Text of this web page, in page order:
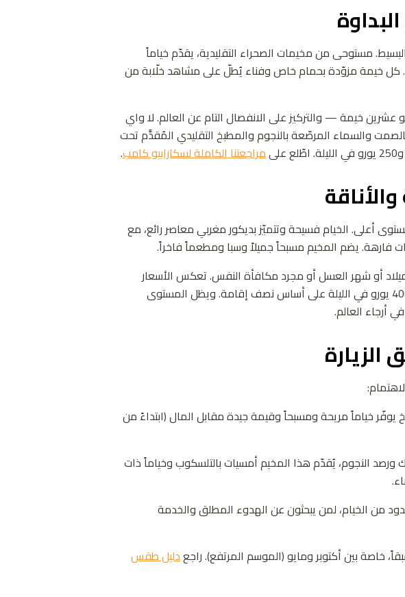
مستوحى من مخيمات الصحراء التقليدية، يقدّم خياماً
كل خيمة مزوّدة بحمام خاص وفناء يُطلّ على مشاهد خلّابة من
خيمة — والتركيز على الانفصال التام عن العالم. لا واي
والسماء المرصّعة بالنجوم والمطبخ التقليدي المُقدَّم تحت
مراجعتنا الكاملة لسكارابيو كامب.
أعلى. الخيام فسيحة وتتميّز بديكور مغربي معاصر رائع، مع
فارهة. يضم المخيم مسبحاً جميلاً وسبا ومطعماً فاخراً.
أو شهر العسل أو مجرد مكافأة النفس. تعكس الأسعار
مستوى الخدمة: توقّع ما بين 200 يورو و400 يورو في الليلة على أساس نصف إقامة. ويظل المستوى
أرجاء العالم.
يوفّر خياماً مريحة ومسبحاً وقيمة جيدة مقابل المال (ابتداءً من
النجوم، يُقدّم هذا المخيم أمسيات بالتلسكوب وخياماً ذات
من الخيام، لمن يبحثون عن الهدوء المطلق والخدمة
خاصة بين أكتوبر ومايو (الموسم المرتفع). راجعدليل طقس